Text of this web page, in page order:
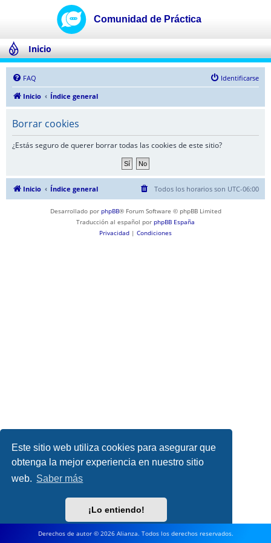
Este sitio web utiliza cookies para asegurar que
obtenga la mejor experiencia en nuestro sitio
web. Saber más
¡Lo entiendo!
Inicio
FAQ
Identificarse
Inicio
Índice general
Borrar cookies
¿Estás seguro de querer borrar todas las cookies de este sitio?
Inicio Índice general Todos los horarios son UTC-06:00
Desarrollado por phpBB® Forum Software © phpBB Limited
Traducción al español por phpBB España
Privacidad | Condiciones
Derechos de autor © 2026 Alianza. Todos los derechos reservados.